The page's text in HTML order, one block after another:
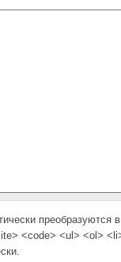
преобразуются
<code> <ul> <ol>